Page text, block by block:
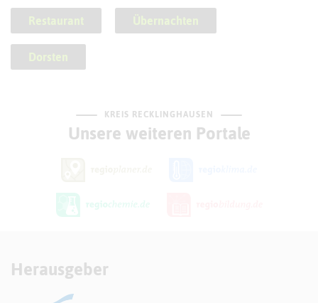
Restaurant Übernachten
Dorsten
KREIS RECKLINGHAUSEN
Unsere weiteren Portale
Herausgeber